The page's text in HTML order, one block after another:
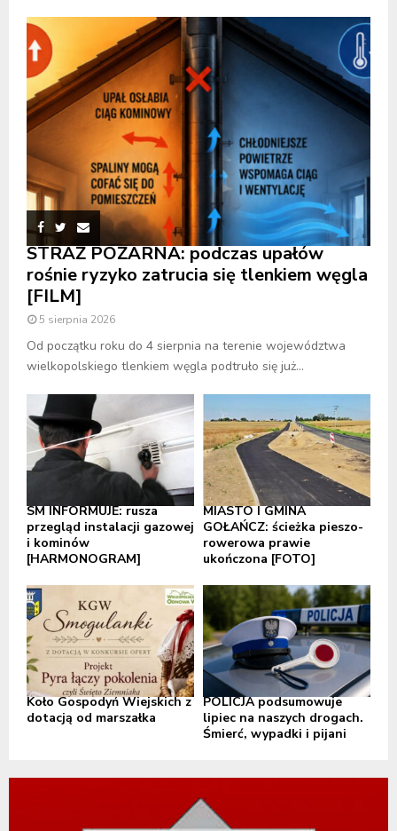
STRAŻ POŻARNA: podczas upałów
rośnie ryzyko zatrucia się tlenkiem węgla
[FILM]
5 sierpnia 2026
Od początku roku do 4 sierpnia na terenie województwa
wielkopolskiego tlenkiem węgla podtruło się już...
SM INFORMUJE: rusza
przegląd instalacji gazowej
i kominów
[HARMONOGRAM]
MIASTO I GMINA
GOŁAŃCZ: ścieżka pieszo-
rowerowa prawie
ukończona [FOTO]
Koło Gospodyń Wiejskich z
dotacją od marszałka
POLICJA podsumowuje
lipiec na naszych drogach.
Śmierć, wypadki i pijani